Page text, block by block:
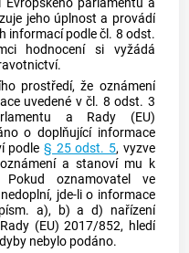
parlamentu a
jeho úplnost a provádí
informací podle čl. 8 odst.
hodnocení si vyžádá
prostředí, že oznámení
uvedené v čl. 8 odst. 3
a Rady (EU)
o doplňující informace
podle § 25 odst. 5, vyzve
a stanoví mu k
oznamovatel ve
jde-li o informace
a), b) a d) nařízení
(EU) 2017/852, hledí
nebylo podáno.